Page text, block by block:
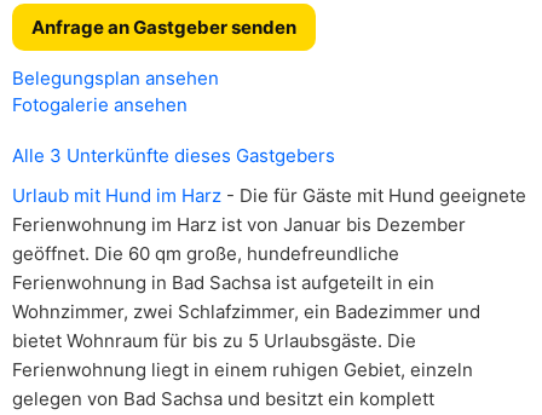
Anfrage an Gastgeber senden
Belegungsplan ansehen
Fotogalerie ansehen
Alle 3 Unterkünfte dieses Gastgebers
Urlaub mit Hund im Harz - Die für Gäste mit Hund geeignete
Ferienwohnung im Harz ist von Januar bis Dezember
geöffnet. Die 60 qm große, hundefreundliche
Ferienwohnung in Bad Sachsa ist aufgeteilt in ein
Wohnzimmer, zwei Schlafzimmer, ein Badezimmer und
bietet Wohnraum für bis zu 5 Urlaubsgäste. Die
Ferienwohnung liegt in einem ruhigen Gebiet, einzeln
gelegen von Bad Sachsa und besitzt ein komplett